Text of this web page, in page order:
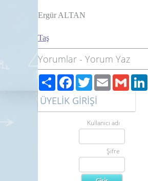
Ergür ALTAN
Taş
Yorumlar - Yorum Yaz
PaylaşFacebook
TwitterEmailGmail
ÜYELİK GİRİŞİ
Kullanıcı adı
Şifre